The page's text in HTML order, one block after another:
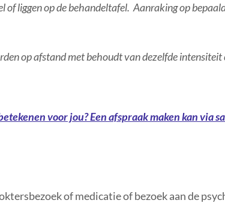
of liggen op de behandeltafel. Aanraking op
op afstand met behoudt van dezelfde
voor jou? Een afspraak maken kan via
of medicatie of bezoek aan de